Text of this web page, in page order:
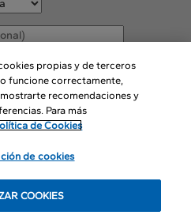
legales
propias y de terceros
funcione correctamente,
recomendaciones y
Para más
de Cookies
de cookies
COOKIES